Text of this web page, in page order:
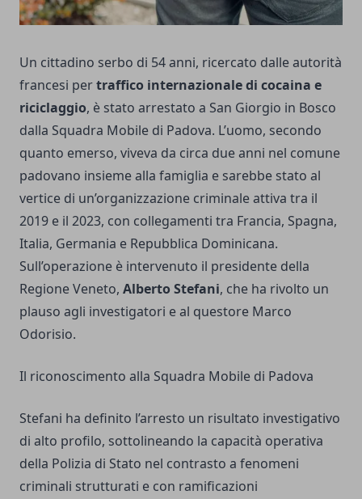
Un cittadino serbo di 54 anni, ricercato dalle autorità
francesi pertraffico internazionale di cocaina e
riciclaggio, è stato arrestato a San Giorgio in Bosco
dalla Squadra Mobile di Padova. L’uomo, secondo
quanto emerso, viveva da circa due anni nel comune
padovano insieme alla famiglia e sarebbe stato al
vertice di un’organizzazione criminale attiva tra il
2019 e il 2023, con collegamenti tra Francia, Spagna,
Italia, Germania e Repubblica Dominicana.
Sull’operazione è intervenuto il presidente della
Regione Veneto, Alberto Stefani, che ha rivolto un
plauso agli investigatori e al questore Marco
Odorisio.
Il riconoscimento alla Squadra Mobile di Padova
Stefani ha definito l’arresto un risultato investigativo
di alto profilo, sottolineando la capacità operativa
della Polizia di Stato nel contrasto a fenomeni
criminali strutturati e con ramificazioni